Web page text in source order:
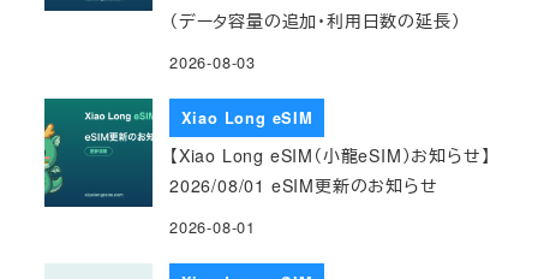
（データ容量の追加・利用日数の延長）
2026-08-03
Xiao Long eSIM
【Xiao Long eSIM（小龍eSIM）お知らせ】
2026/08/01 eSIM更新のお知らせ
2026-08-01